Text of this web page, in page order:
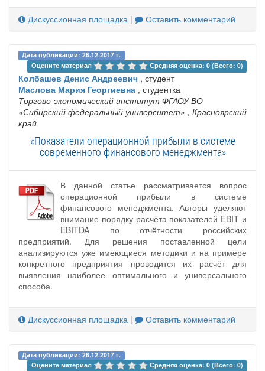
Дискуссионная площадка | Оставить комментарий
Дата публикации: 26.12.2017 г.
Оцените материал
Средняя оценка: 0 (Всего: 0)
Колбашев Денис Андреевич , студент
Маслова Мария Георгиевна , студентка
Торгово-экономический институт ФГАОУ ВО
«Сибирский федеральный университет» , Красноярский
край
«Показатели операционной прибыли в системе
современного финансового менеджмента»
В данной статье рассматривается вопрос
операционной прибыли в системе
финансового менеджмента. Авторы уделяют
внимание порядку расчёта показателей EBIT и
EBITDA по отчётности российских
предприятий. Для решения поставленной цели
анализируются уже имеющиеся методики и на примере
конкретного предприятия проводится их расчёт для
выявления наиболее оптимального и универсального
способа.
Дискуссионная площадка | Оставить комментарий
Дата публикации: 26.12.2017 г.
Оцените материал
Средняя оценка: 0 (Всего: 0)